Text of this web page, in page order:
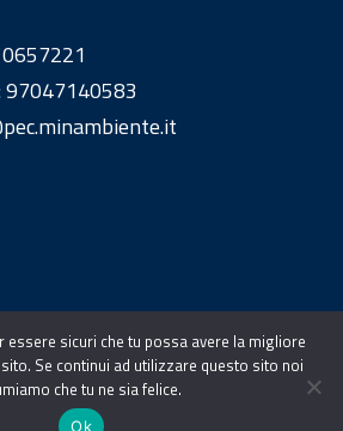
97047140583
essere sicuri che tu possa avere la migliore
Se continui ad utilizzare questo sito noi
che tu ne sia felice.
Ok